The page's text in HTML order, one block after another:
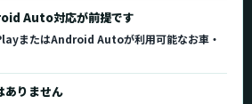
Auto対応が前提です
またはAndroid Autoが利用可能なお車・
ありません
）の製品情報、車種適
国内向けに整理してご案内し
報 国内サポート窓口